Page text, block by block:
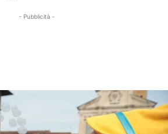
- Pubblicità -